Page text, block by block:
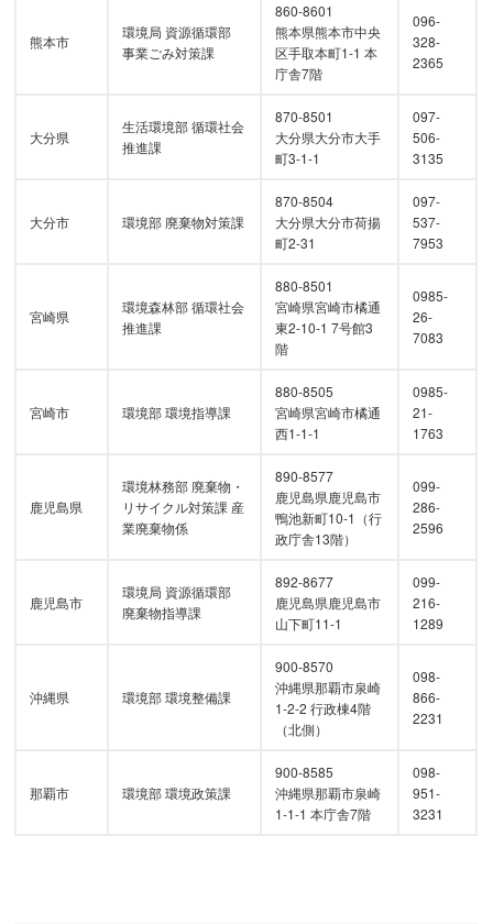
熊本市
環境局 資源循環部
事業ごみ対策課
860-8601
熊本県熊本市中央
区手取本町1-1 本
庁舎7階
096-
328-
2365
大分県
生活環境部 循環社会
推進課
870-8501
大分県大分市大手
町3-1-1
097-
506-
3135
大分市 環境部 廃棄物対策課
870-8504
大分県大分市荷揚
町2-31
097-
537-
7953
宮崎県
環境森林部 循環社会
推進課
880-8501
宮崎県宮崎市橘通
東2-10-1 7号館3
階
0985-
26-
7083
宮崎市 環境部 環境指導課
880-8505
宮崎県宮崎市橘通
西1-1-1
0985-
21-
1763
鹿児島県
環境林務部 廃棄物・
リサイクル対策課 産
業廃棄物係
890-8577
鹿児島県鹿児島市
鴨池新町10-1（行
政庁舎13階）
099-
286-
2596
鹿児島市
環境局 資源循環部
廃棄物指導課
892-8677
鹿児島県鹿児島市
山下町11-1
099-
216-
1289
沖縄県 環境部 環境整備課
900-8570
沖縄県那覇市泉崎
1-2-2 行政棟4階
（北側）
098-
866-
2231
那覇市 環境部 環境政策課
900-8585
沖縄県那覇市泉崎
1-1-1 本庁舎7階
098-
951-
3231